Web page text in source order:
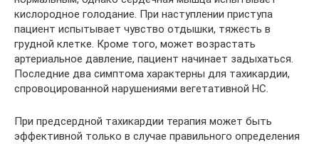
кислородное голодание. При наступлении приступа
пациент испытывает чувство отдышки, тяжесть в
грудной клетке. Кроме того, может возрастать
артериальное давление, пациент начинает задыхаться.
Последние два симптома характерны для тахикардии,
спровоцированной нарушениями вегетативной НС.
При предсердной тахикардии терапия может быть
эффективной только в случае правильного определения